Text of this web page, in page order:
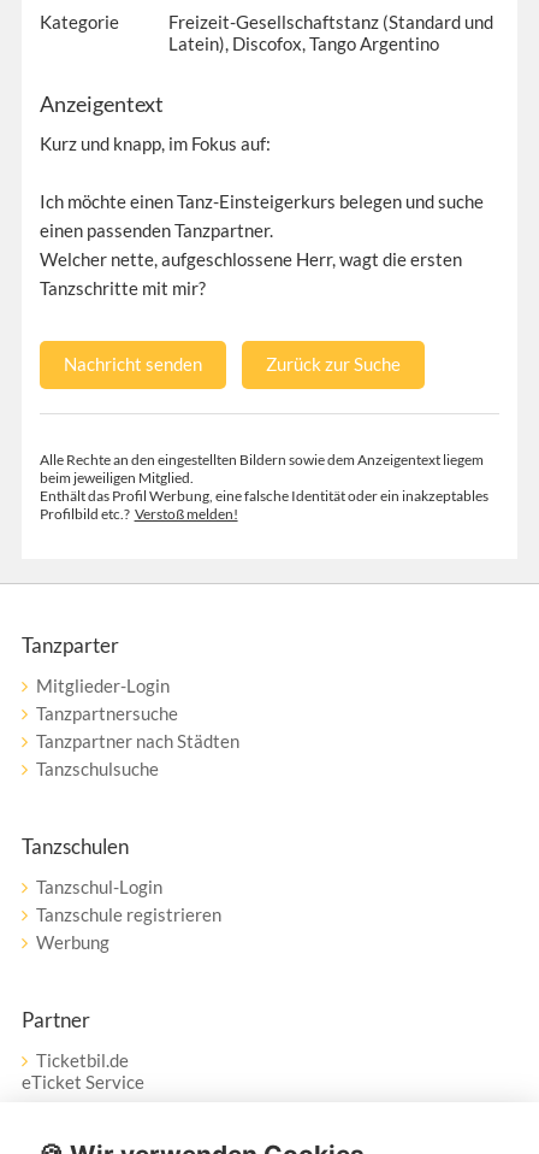
Kategorie
Freizeit-Gesellschaftstanz (Standard und
Latein), Discofox, Tango Argentino
Anzeigentext
Kurz und knapp, im Fokus auf:
Ich möchte einen Tanz-Einsteigerkurs belegen und suche
einen passenden Tanzpartner.
Welcher nette, aufgeschlossene Herr, wagt die ersten
Tanzschritte mit mir?
Nachricht senden Zurück zur Suche
Alle Rechte an den eingestellten Bildern sowie dem Anzeigentext liegem
beim jeweiligen Mitglied.
Enthält das Profil Werbung, eine falsche Identität oder ein inakzeptables
Profilbild etc.? Verstoß melden!
Tanzparter
Mitglieder-Login
Tanzpartnersuche
Tanzpartner nach Städten
Tanzschulsuche
Tanzschulen
Tanzschul-Login
Tanzschule registrieren
Werbung
Partner
Ticketbil.de
eTicket Service
Vertrag widerrufen